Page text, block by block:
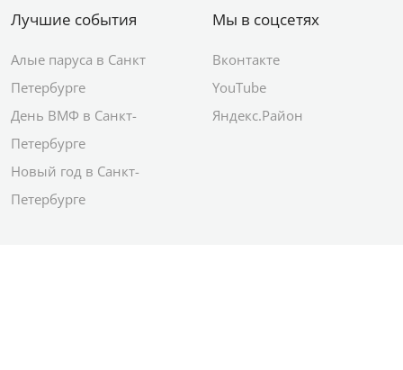
Лучшие события
Алые паруса в Санкт
Петербурге
День ВМФ в Санкт-
Петербурге
Новый год в Санкт-
Петербурге
Мы в соцсетях
Вконтакте
YouTube
Яндекс.Район